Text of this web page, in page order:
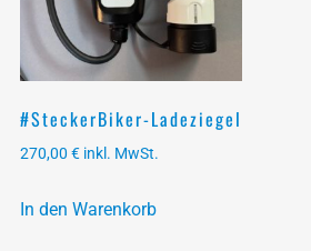
#SteckerBiker-Ladeziegel
270,00 € inkl. MwSt.
In den Warenkorb